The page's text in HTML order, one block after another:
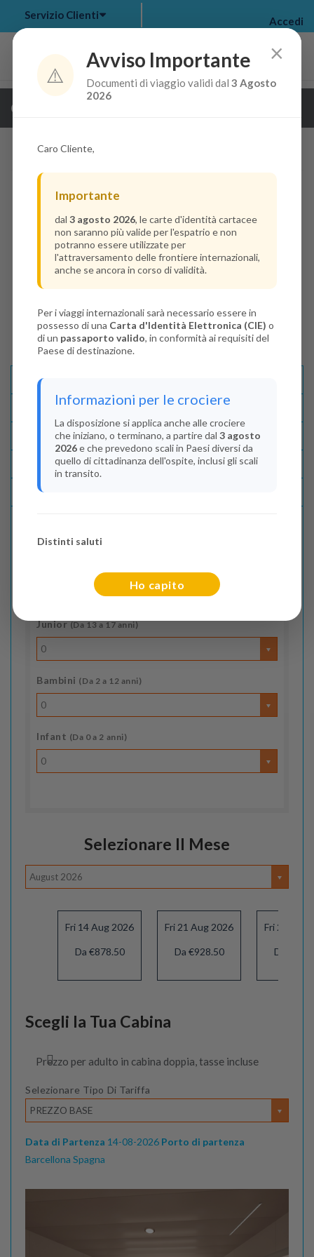
my bookings >
Servizio Clienti Accedi
Guarda i dettagli della crociera
Disponibilità
Condizioni
Recensioni
Indica il numero dei passeggeri
Junior(Da 13 a 17 anni)
0
Bambini (Da 2 a 12 anni)
0
Infant (Da 0 a 2 anni)
0
Selezionare Il Mese
August 2026
Fri 14 Aug 2026
Da €878.50
Fri 21 Aug 2026
Da €928.50
Fri 28 Aug
Da
Scegli la Tua Cabina
Prezzo per adulto in cabina doppia, tasse incluse
Selezionare Tipo Di Tariffa
PREZZO BASE
Data di Partenza 14-08-2026 Porto di partenza
Barcellona Spagna
×
⚠️
Avviso Importante
Documenti di viaggio validi dal3 Agosto
2026
Caro Cliente,
Importante
dal 3 agosto 2026, le carte d'identità cartacee
non saranno più valide per l'espatrio e non
potranno essere utilizzate per
l'attraversamento delle frontiere internazionali,
anche se ancora in corso di validità.
Per i viaggi internazionali sarà necessario essere in
possesso di una Carta d'Identità Elettronica (CIE) o
di un passaporto valido, in conformità ai requisiti del
Paese di destinazione.
Informazioni per le crociere
La disposizione si applica anche alle crociere
che iniziano, o terminano, a partire dal 3 agosto
2026e che prevedono scali in Paesi diversi da
quello di cittadinanza dell'ospite, inclusi gli scali
in transito.
Distinti saluti
Ho capito